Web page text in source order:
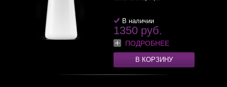
В наличии
1350 руб.
ПОДРОБНЕЕ
В КОРЗИНУ